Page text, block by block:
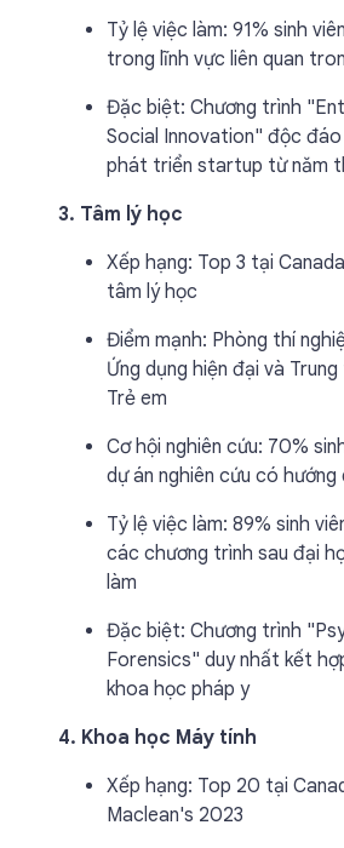
Tỷ lệ việc làm: 91% sinh
trong lĩnh vực liên quan
Đặc biệt: Chương trình
Social Innovation" độc đáo
phát triển startup từ năm
3. Tâm lý học
Xếp hạng: Top 3 tại
tâm lý học
Điểm mạnh: Phòng thí
Ứng dụng hiện đại và
Trẻ em
Cơ hội nghiên cứu: 70%
dự án nghiên cứu có hướng
Tỷ lệ việc làm: 89% sinh
các chương trình sau đại
làm
Đặc biệt: Chương trình
Forensics" duy nhất kết
khoa học pháp y
4. Khoa học Máy tính
Xếp hạng: Top 20 tại
Maclean's 2023